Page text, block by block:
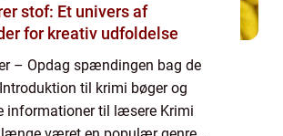
stof: Et univers af
for kreativ udfoldelse
– Opdag spændingen bag de
til krimi bøger og
informationer til læsere Krimi